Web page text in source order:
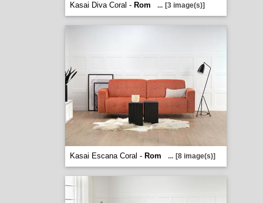
Kasai Diva Coral - Rom ... [3 image(s)]
Kasai Escana Coral - Rom ... [8 image(s)]